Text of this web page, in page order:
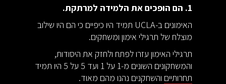
1. הם הופכים את הלמידה למרתקת.
האימונים ב-UCLA תמיד היו כיפיים כי הם היו שילוב
מוצלח של תרגילי אימון ומשחקים.
תרגילי האימון עזרו לפתח ולחזק את היסודות,
והמשחקונים השונים מ-1 על 1 ועד 5 על 5 היו תמיד
תחרותיים והשחקנים נהנו מהם מאוד.